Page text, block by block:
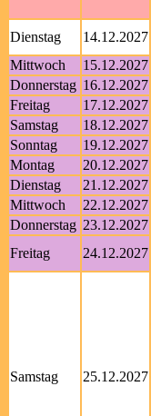
Dienstag
14.12.2027
Mittwoch
15.12.2027
Donnerstag 16.12.2027
Freitag
17.12.2027
Samstag
18.12.2027
Sonntag
19.12.2027
Montag
20.12.2027
Dienstag
21.12.2027
Mittwoch
22.12.2027
Donnerstag 23.12.2027
Freitag
24.12.2027
Samstag 25.12.2027